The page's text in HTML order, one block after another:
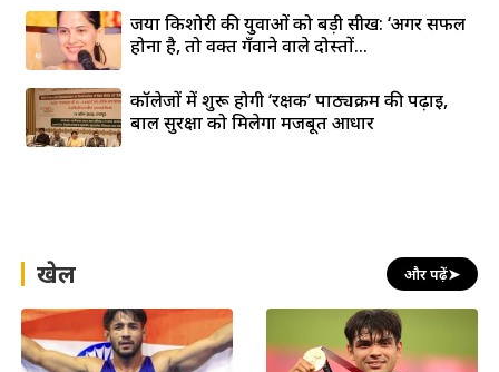
जया किशोरी की युवाओं को बड़ी सीख: ‘अगर सफल
होना है, तो वक्त गँवाने वाले दोस्तों...
कॉलेजों में शुरू होगी ‘रक्षक’ पाठ्यक्रम की पढ़ाई,
बाल सुरक्षा को मिलेगा मजबूत आधार
खेल और पढ़ें➤